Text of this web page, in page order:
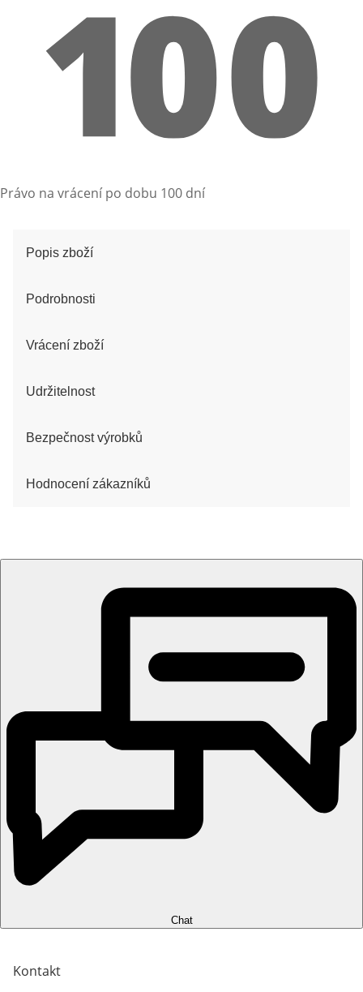
Právo na vrácení po dobu 100 dní
Popis zboží
Podrobnosti
Vrácení zboží
Udržitelnost
Bezpečnost výrobků
Hodnocení zákazníků
Chat
Kontakt